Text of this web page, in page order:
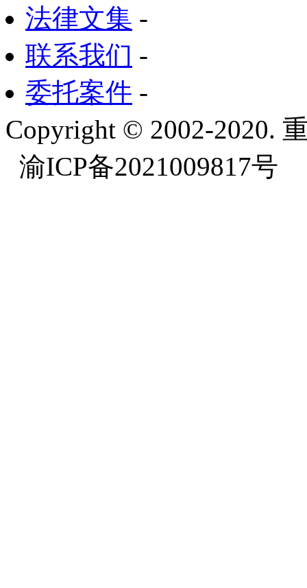
法律文集 -
联系我们 -
委托案件 -
Copyright © 2002-2020.
渝ICP备2021009817号